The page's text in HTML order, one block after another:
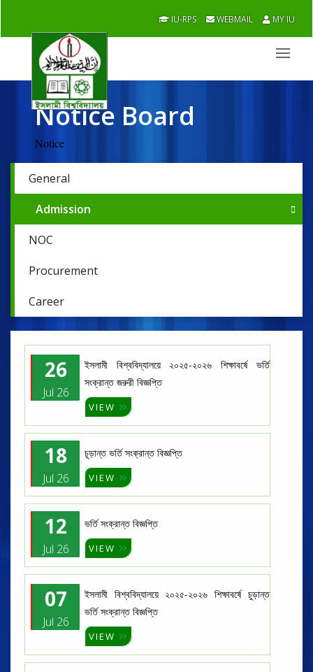
IU-RPS WEBMAIL MY IU
Notice Board
Notice
General
Admission
NOC
Procurement
Career
26
Jul 26
ইসলামী বিশ্ববিদ্যালয়ে ২০২৫-২০২৬ শিক্ষাবর্ষে ভর্তি
সংক্রান্ত জরুরী বিজ্ঞপ্তি
VIEW
18
Jul 26
চূড়ান্ত ভর্তি সংক্রান্ত বিজ্ঞপ্তি
VIEW
12
Jul 26
ভর্তি সংক্রান্ত বিজ্ঞপ্তি
VIEW
07
Jul 26
ইসলামী বিশ্ববিদ্যালয়ে ২০২৫-২০২৬ শিক্ষাবর্ষে চুড়ান্ত
ভর্তি সংক্রান্ত বিজ্ঞপ্তি
VIEW